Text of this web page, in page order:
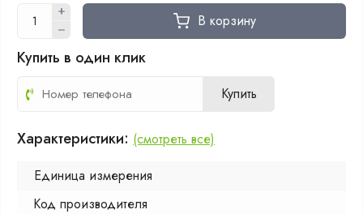
В корзину
Купить в один клик
Купить
Характеристики: (смотреть все)
Единица измерения
Код производителя